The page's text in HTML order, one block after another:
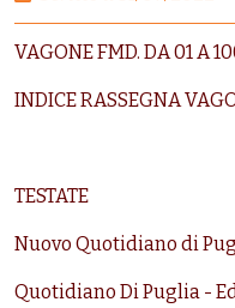
VAGONE FMD. DA 01 A
INDICE RASSEGNA
TESTATE
Nuovo Quotidiano di
Quotidiano Di Puglia -